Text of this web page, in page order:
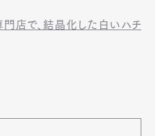
店で、結晶化した白いハチ